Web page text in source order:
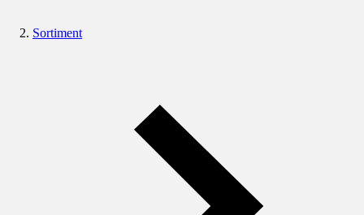
Sortiment